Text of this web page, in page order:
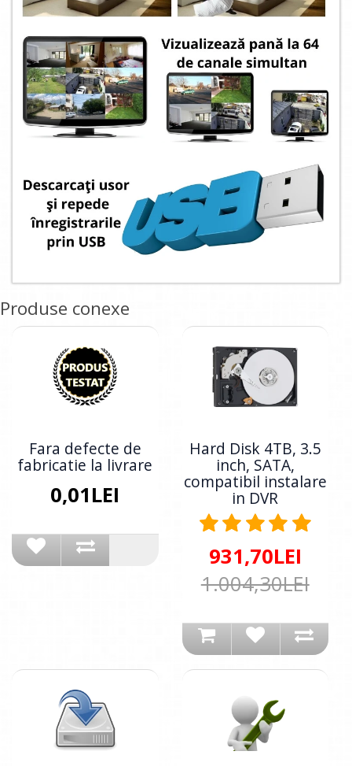
Produse conexe
Fara defecte de
fabricatie la livrare
0,01LEI
Hard Disk 4TB, 3.5
inch, SATA,
compatibil instalare
in DVR
931,70LEI
1.004,30LEI